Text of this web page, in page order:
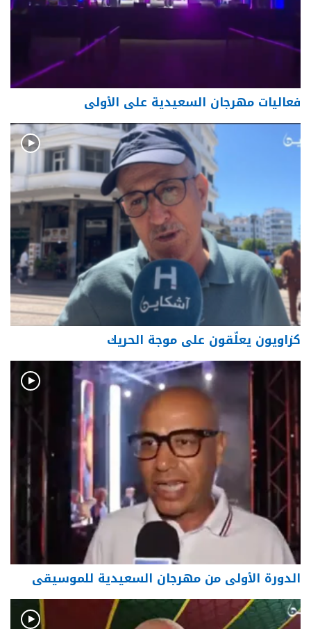
فعاليات مهرجان السعيدية على الأولى
كزاويون يعلّقون على موجة الحريك
الدورة الأولى من مهرجان السعيدية للموسيقى